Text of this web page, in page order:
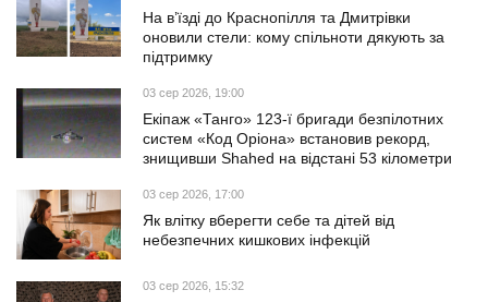
На в’їзді до Краснопілля та Дмитрівки
оновили стели: кому спільноти дякують за
підтримку
03 сер 2026, 19:00
Екіпаж «Танго» 123-ї бригади безпілотних
систем «Код Оріона» встановив рекорд,
знищивши Shahed на відстані 53 кілометри
03 сер 2026, 17:00
Як влітку вберегти себе та дітей від
небезпечних кишкових інфекцій
03 сер 2026, 15:32